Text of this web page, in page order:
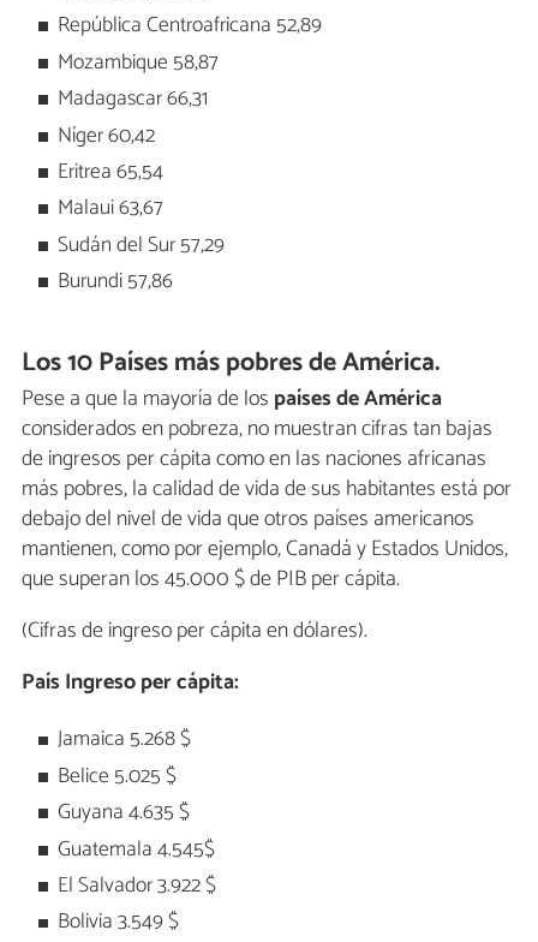
República Centroafricana 52,89
Mozambique 58,87
Madagascar 66,31
Níger 60,42
Eritrea 65,54
Malaui 63,67
Sudán del Sur 57,29
Burundi 57,86
Los 10 Países más pobres de América.
Pese a que la mayoría de los países de América
considerados en pobreza, no muestran cifras tan bajas
de ingresos per cápita como en las naciones africanas
más pobres, la calidad de vida de sus habitantes está por
debajo del nivel de vida que otros países americanos
mantienen, como por ejemplo, Canadá y Estados Unidos,
que superan los 45.000 $ de PIB per cápita.
(Cifras de ingreso per cápita en dólares).
País Ingreso per cápita:
Jamaica 5.268 $
Belice 5.025 $
Guyana 4.635 $
Guatemala 4.545$
El Salvador 3.922 $
Bolivia 3.549 $